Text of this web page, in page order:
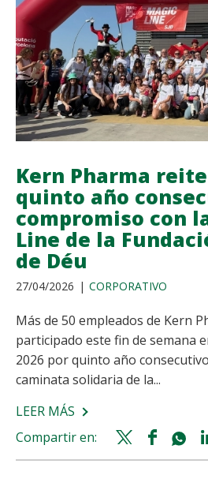
MELAGYN®
CON
MELAGYN®
SIMBIÓTICO
30
CÁPSULAS,
UN
ALIMENTICIO
PARA
EL
BIENESTAR
Y
EL
EQUILIBRIO
Kern Pharma
quinto año
compromiso con
Line de la
de Déu
27/04/2026 CORPORATIVO
Más de 50 empleados de Kern
participado este fin de semana
2026 por quinto año
caminata solidaria de la...
LEER MÁS SOBRE
KERN
Compartir en:
Twitter
shareshare